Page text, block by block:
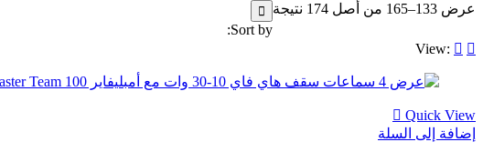
عرض 133–165 من أصل 174 نتيجة
Sort by:
View:
Quick View
إضافة إلى السلة